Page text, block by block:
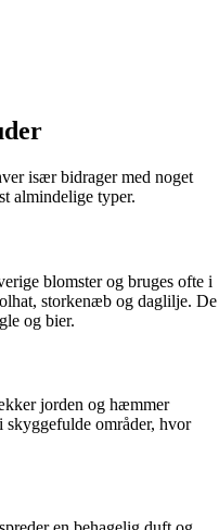
især bidrager med noget
almindelige typer.
blomster og bruges ofte i
storkenæb og daglilje. De
og bier.
jorden og hæmmer
skyggefulde områder, hvor